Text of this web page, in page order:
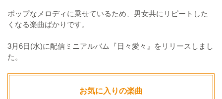
ポップなメロディに乗せているため、男女共にリピートした
くなる楽曲ばかりです。
3月6日(水)に配信ミニアルバム『日々愛々』をリリースしまし
た。
お気に入りの楽曲